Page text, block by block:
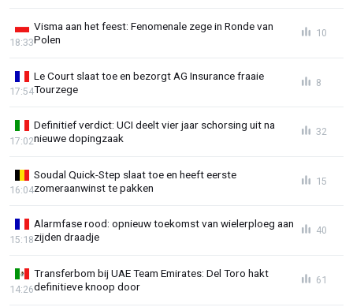
Visma aan het feest: Fenomenale zege in Ronde van
Polen
18:33
10
Le Court slaat toe en bezorgt AG Insurance fraaie
Tourzege
17:54
8
Definitief verdict: UCI deelt vier jaar schorsing uit na
nieuwe dopingzaak
17:02
32
Soudal Quick-Step slaat toe en heeft eerste
zomeraanwinst te pakken
16:04
15
Alarmfase rood: opnieuw toekomst van wielerploeg aan
zijden draadje
15:18
40
Transferbom bij UAE Team Emirates: Del Toro hakt
definitieve knoop door
14:26
61